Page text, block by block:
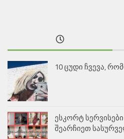
10 ცუდი ჩვევა,
ესკორტ
შეარჩიეთ